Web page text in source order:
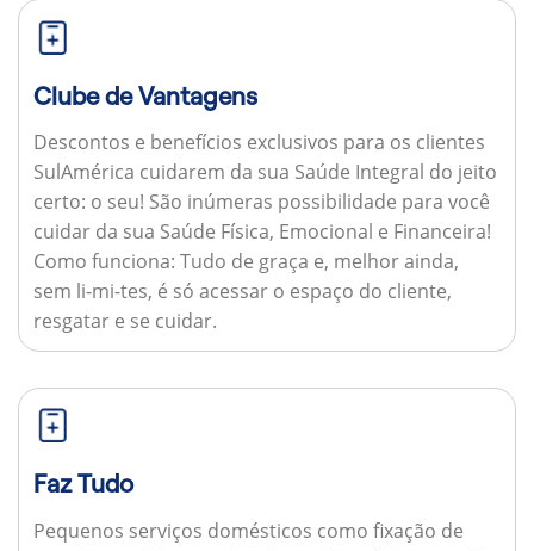
Clube de Vantagens
Descontos e benefícios exclusivos para os clientes
SulAmérica cuidarem da sua Saúde Integral do jeito
certo: o seu! São inúmeras possibilidade para você
cuidar da sua Saúde Física, Emocional e Financeira!
Como funciona: Tudo de graça e, melhor ainda,
sem li-mi-tes, é só acessar o espaço do cliente,
resgatar e se cuidar.
Faz Tudo
Pequenos serviços domésticos como fixação de